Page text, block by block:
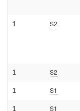
1 S2
1 S2
1 S1
1 S1